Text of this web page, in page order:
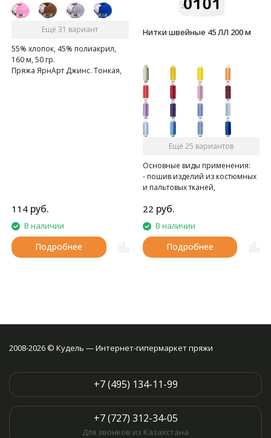
Ещё 31 вариант
55% хлопок, 45% полиакрил,
160 м, 50 гр.
Пряжа ЯрнАрт Джинс. Тонкая,
мягкая, слегка бархатистая
114 руб.
В наличии
Подробнее
Нитки швейные 45 ЛЛ 200 м
Ещё 25 вариантов
Основные виды применения:
- пошив изделий из костюмных
и пальтовых тканей,
- при швейно-клеевом
скреплении книг в типографии
22 руб.
В наличии
Подробнее
2008-2026 © Кудель — Интернет-гипермаркет пряжи
+7 (495) 134-11-99
+7 (727) 312-34-05
Для звонков из Казахстана